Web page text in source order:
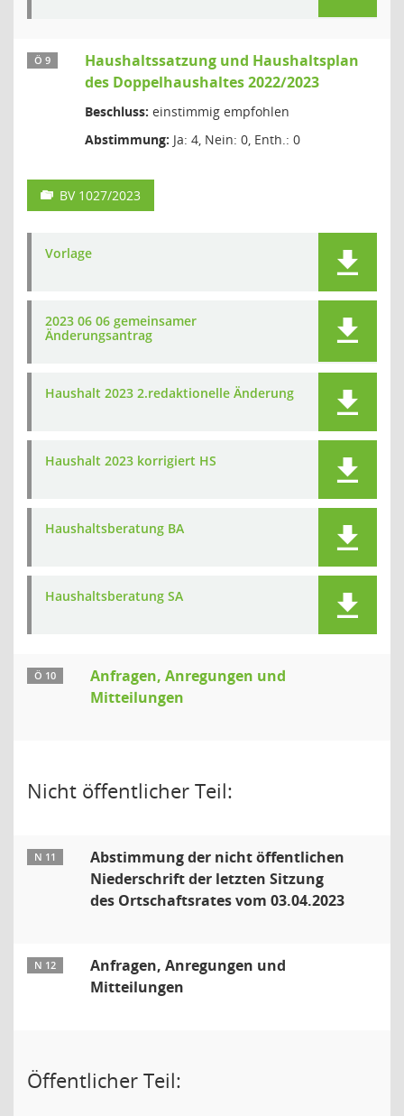
Ö 9
Haushaltssatzung und Haushaltsplan
des Doppelhaushaltes 2022/2023
Beschluss: einstimmig empfohlen
Abstimmung: Ja: 4, Nein: 0, Enth.: 0
BV 1027/2023
Vorlage
2023 06 06 gemeinsamer
Änderungsantrag
Haushalt 2023 2.redaktionelle Änderung
Haushalt 2023 korrigiert HS
Haushaltsberatung BA
Haushaltsberatung SA
Ö 10
Anfragen, Anregungen und
Mitteilungen
Nicht öffentlicher Teil:
N 11
Abstimmung der nicht öffentlichen
Niederschrift der letzten Sitzung
des Ortschaftsrates vom 03.04.2023
N 12
Anfragen, Anregungen und
Mitteilungen
Öffentlicher Teil: